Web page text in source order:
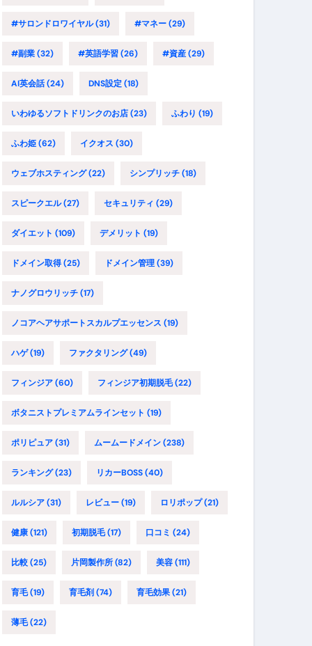
#サロンドロワイヤル(31) #マネー(29)
#副業(32) #英語学習(26) #資産(29)
AI英会話(24) DNS設定(18)
いわゆるソフトドリンクのお店(23) ふわり (19)
ふわ姫(62) イクオス (30)
ウェブホスティング(22) シンプリッチ(18)
スピークエル(27) セキュリティ (29)
ダイエット (109) デメリット (19)
ドメイン取得(25) ドメイン管理(39)
ナノグロウリッチ(17)
ノコアヘアサポートスカルプエッセンス (19)
ハゲ(19) ファクタリング(49)
フィンジア(60) フィンジア初期脱毛(22)
ボタニストプレミアムラインセット (19)
ポリピュア(31) ムームードメイン(238)
ランキング(23) リカーBOSS(40)
ルルシア(31) レビュー(19) ロリポップ(21)
健康(121) 初期脱毛(17) 口コミ (24)
比較(25) 片岡製作所(82) 美容(111)
育毛(19) 育毛剤 (74) 育毛効果(21)
薄毛(22)